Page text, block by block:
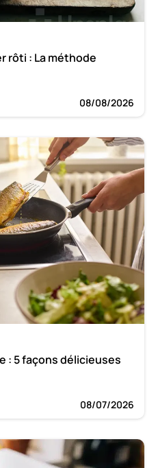
rôti : La méthode
08/08/2026
: 5 façons délicieuses
08/07/2026